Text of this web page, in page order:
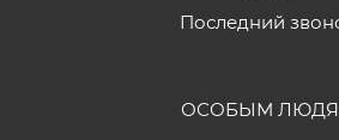
Последний
ОСОБЫМ